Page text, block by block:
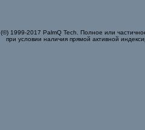
(©) 1999-2017 PalmQ Tech. Полное или
при условии наличия прямой активной